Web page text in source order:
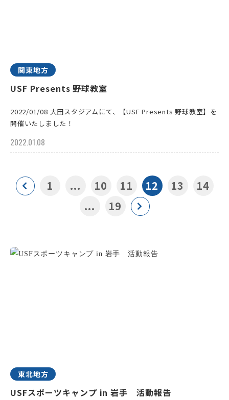
関東地方
USF Presents 野球教室
2022/01/08 大田スタジアムにて、【USF Presents 野球教室】を
開催いたしました！
2022.01.08
1 ... 10 11 12 13
14
...
19
東北地方
USFスポーツキャンプ in 岩手 活動報告